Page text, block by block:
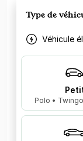
Type de
Véhicule
Polo •